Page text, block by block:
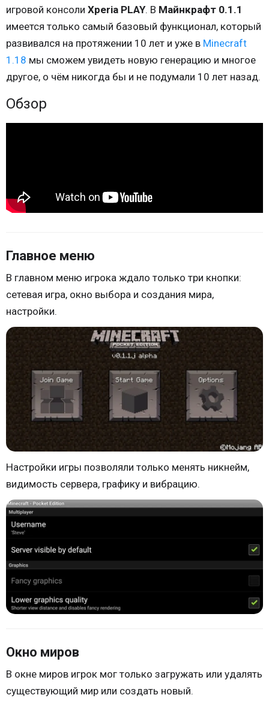
игровой консоли Xperia PLAY. В Майнкрафт 0.1.1
имеется только самый базовый функционал, который
развивался на протяжении 10 лет и уже в Minecraft
1.18 мы сможем увидеть новую генерацию и многое
другое, о чём никогда бы и не подумали 10 лет назад.
Обзор
Главное меню
В главном меню игрока ждало только три кнопки:
сетевая игра, окно выбора и создания мира,
настройки.
Настройки игры позволяли только менять никнейм,
видимость сервера, графику и вибрацию.
Окно миров
В окне миров игрок мог только загружать или удалять
существующий мир или создать новый.